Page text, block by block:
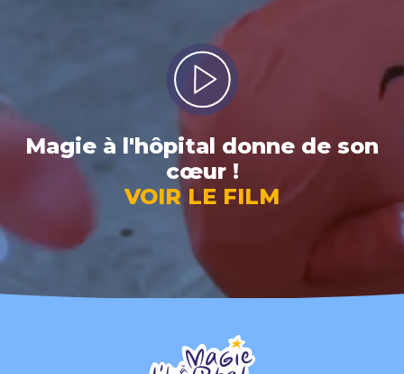
Magie à l'hôpital donne de son
cœur !
VOIR LE FILM